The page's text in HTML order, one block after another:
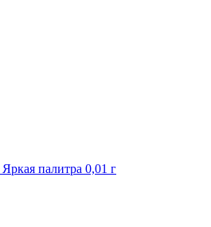
палитра 0,01 г